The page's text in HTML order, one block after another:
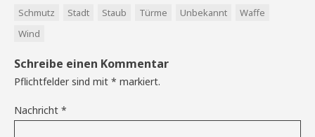
Schmutz
Stadt Staub Türme Unbekannt
Waffe
Wind
Schreibe einen Kommentar
Pflichtfelder sind mit * markiert.
Nachricht *